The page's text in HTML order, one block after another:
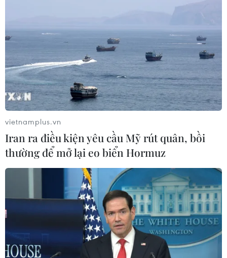
chấp thuận kế hoạch về Dải Gaza
06/08/2026 03:45
Mỹ dỡ bỏ lệnh trừng phạt đối với
hãng hàng không Iraq
06/08/2026 03:34
Iran và Oman đạt thỏa thuận về
tuyến vận tải thương mại qua eo biển
05/08/2026 22:43
Houthi bị nghi đứng sau vụ
tấn công đánh chìm tàu hàng Ấn Độ
vietnamplus.vn
Iran ra điều kiện yêu cầu Mỹ rút quân, bồi
thường để mở lại eo biển Hormuz